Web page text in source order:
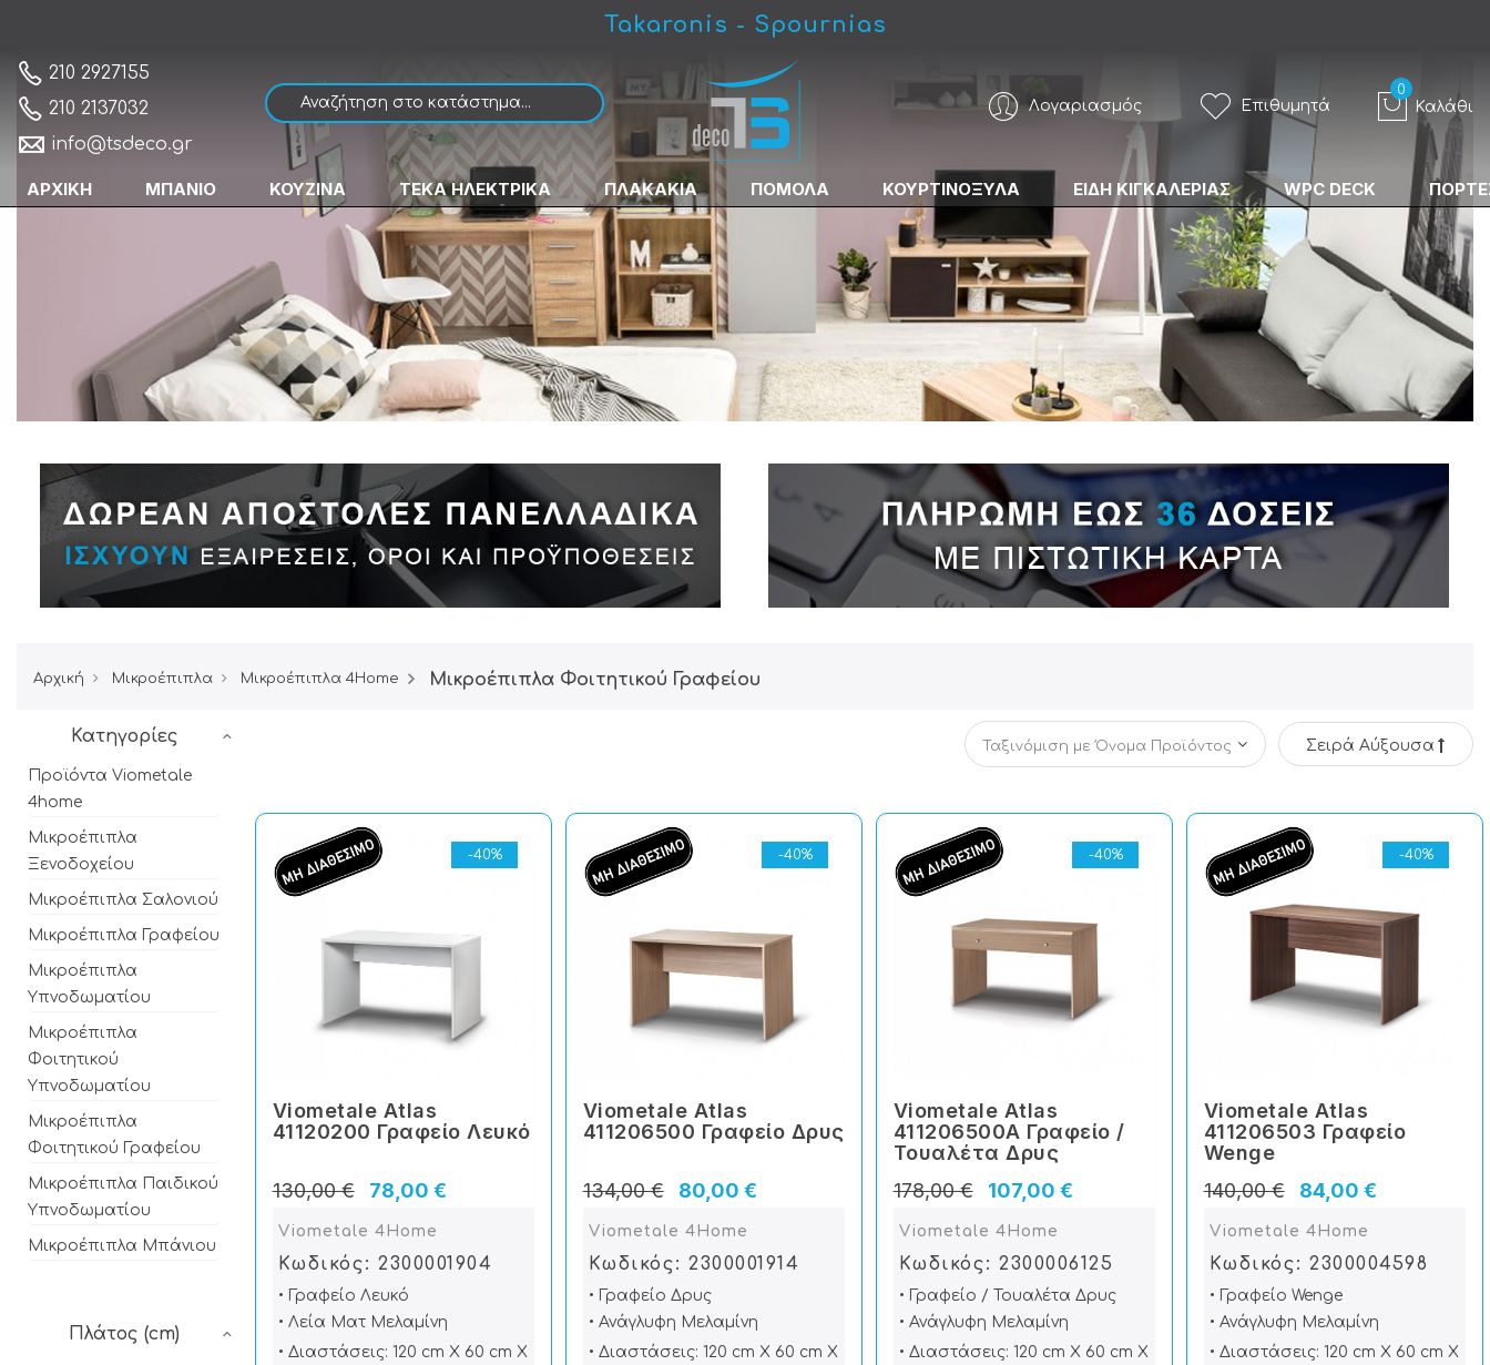
Takaronis - Spournias
210 2927155
210 2137032
info@tsdeco.gr
Λογαριασμός Επιθυμητά Καλάθι
ΑΡΧΙΚΗ ΜΠΑΝΙΟ ΚΟΥΖΙΝΑ ΤΕΚΑ ΗΛΕΚΤΡΙΚΑ ΠΛΑΚΑΚΙΑ ΠΟΜΟΛΑ ΚΟΥΡΤΙΝΟΞΥΛΑ ΕΙΔΗ ΚΙΓΚΑΛΕΡΙΑΣ WPC DECK
Αρχική Μικροέπιπλα Μικροέπιπλα 4Home Μικροέπιπλα Φοιτητικού Γραφείου
Σειρά Αύξουσα
-40%
Viometale Atlas
41120200 Γραφείο Λευκό
78,00 €
130,00 €
Viometale 4Home
Κωδικός: 2300001904
• Γραφείο Λευκό
• Λεία Ματ Μελαμίνη
• Διαστάσεις: 120 cm X 60 cm X
-40%
Viometale Atlas
411206500 Γραφείο Δρυς
80,00 €
134,00 €
Viometale 4Home
Κωδικός: 2300001914
• Γραφείο Δρυς
• Ανάγλυφη Μελαμίνη
• Διαστάσεις: 120 cm X 60 cm X
-40%
Viometale Atlas
411206500A Γραφείο /
Τουαλέτα Δρυς
107,00 €
178,00 €
Viometale 4Home
Κωδικός: 2300006125
• Γραφείο / Τουαλέτα Δρυς
• Ανάγλυφη Μελαμίνη
• Διαστάσεις: 120 cm X 60 cm X
-40%
Viometale Atlas
411206503 Γραφείο
Wenge
84,00 €
140,00 €
Viometale 4Home
Κωδικός: 2300004598
• Γραφείο Wenge
• Ανάγλυφη Μελαμίνη
• Διαστάσεις: 120 cm X 60 cm X
Κατηγορίες
Προϊόντα Viometale
4home
Μικροέπιπλα
Ξενοδοχείου
Μικροέπιπλα Σαλονιού
Μικροέπιπλα Γραφείου
Μικροέπιπλα
Υπνοδωματίου
Μικροέπιπλα
Φοιτητικού
Υπνοδωματίου
Μικροέπιπλα
Φοιτητικού Γραφείου
Μικροέπιπλα Παιδικού
Υπνοδωματίου
Μικροέπιπλα Μπάνιου
Πλάτος (cm)